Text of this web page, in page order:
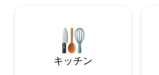
キッチン